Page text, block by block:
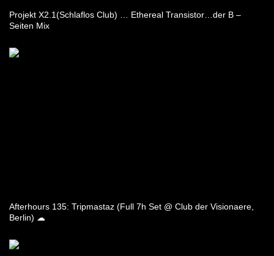
Projekt X2.1(Schlaflos Club) … Ethereal Transistor…der B –
Seiten Mix
Afterhours 135: Tripmastaz (Full 7h Set @ Club der Visionaere,
Berlin) ☁